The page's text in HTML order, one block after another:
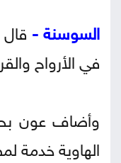
السوسنة -
في الأرواح
وأضاف عون
الهاوية خدمة